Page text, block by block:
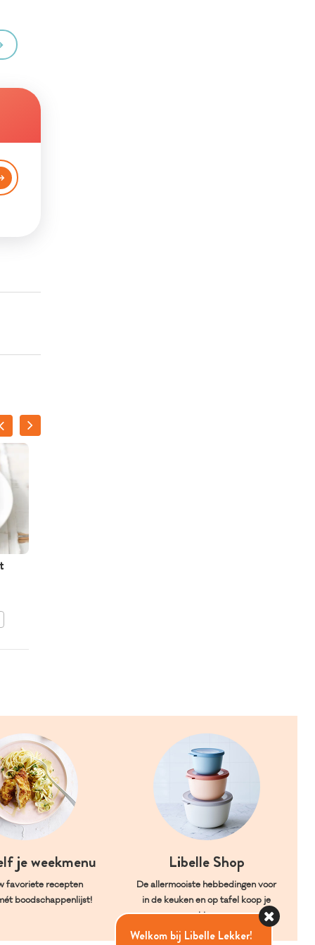
je weekmenu
favoriete recepten
boodschappenlijst!
Libelle Shop
De allermooiste hebbedingen voor
in de keuken en op tafel koop je
hier.
Welkom bij Libelle Lekker!